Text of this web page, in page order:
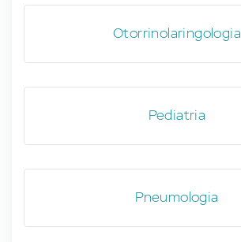
Otorrinolaringologia
Pediatria
Pneumologia